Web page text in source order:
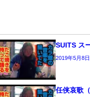
SUITS ス
2019年5月8日
任侠哀歌